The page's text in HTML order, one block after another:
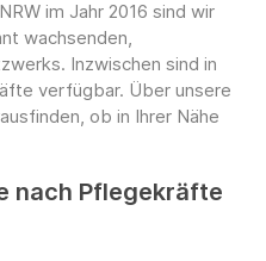
im Jahr 2016 sind wir
wachsenden,
Inzwischen sind in
verfügbar. Über unsere
ob in Ihrer Nähe
nach Pflegekräfte